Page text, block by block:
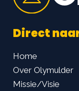
Direct
Home
Over Olymulder
Missie/Visie